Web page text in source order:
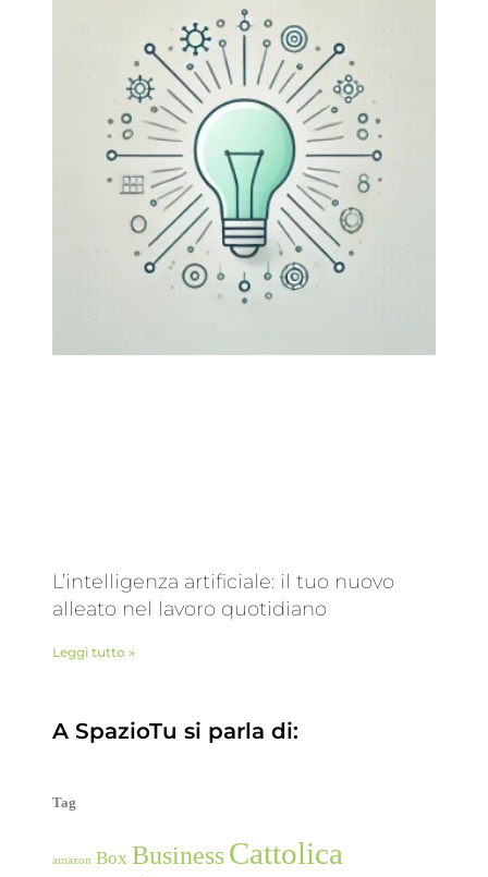
L’intelligenza artificiale: il tuo nuovo
alleato nel lavoro quotidiano
Leggi tutto »
A SpazioTu si parla di:
Tag
amazon Box BusinessCattolica